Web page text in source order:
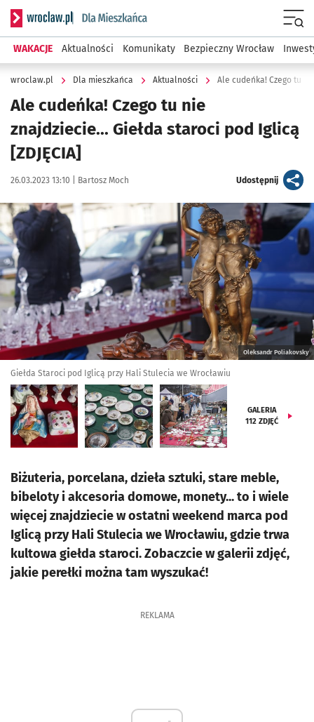
Serwis informacyjny wroclaw.pl podserwis: Dla mieszkańca
WAKACJE Aktualności Komunikaty Bezpieczny Wrocław
wroclaw.pl Dla mieszkańca Aktualności Ale cudeńka! Czego tu
Ale cudeńka! Czego tu nie
znajdziecie... Giełda staroci pod Iglicą
[ZDJĘCIA]
Data publikacji:
26.03.2023 13:10 | Autor:
Bartosz Moch Udostępnijartykuł
Kliknij, aby zobaczyć galerię
Oleksandr Poliakovsky
Giełda Staroci pod Iglicą przy Hali Stulecia we Wrocławiu
GALERIA
112 ZDJĘĆ
Biżuteria, porcelana, dzieła sztuki, stare meble,
bibeloty i akcesoria domowe, monety... to i wiele
więcej znajdziecie w ostatni weekend marca pod
Iglicą przy Hali Stulecia we Wrocławiu, gdzie trwa
kultowa giełda staroci. Zobaczcie w galerii zdjęć,
jakie perełki można tam wyszukać!
REKLAMA